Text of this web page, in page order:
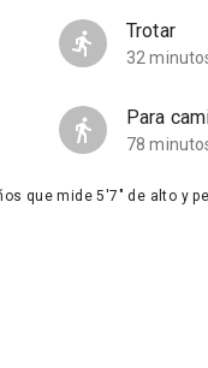
Trotar
32
Para
78
que mide 5'7" de alto y